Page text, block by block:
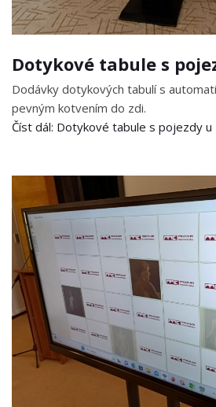
Dotykové tabule s
Dodávky dotykových tabulí s
pevným kotvením do zdi.
Číst dál: Dotykové tabule s pojezdy u